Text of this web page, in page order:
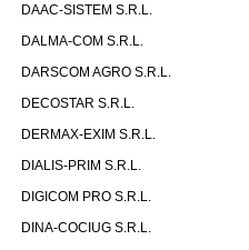
DAAC-SISTEM S.R.L.
DALMA-COM S.R.L.
DARSCOM AGRO S.R.L.
DECOSTAR S.R.L.
DERMAX-EXIM S.R.L.
DIALIS-PRIM S.R.L.
DIGICOM PRO S.R.L.
DINA-COCIUG S.R.L.